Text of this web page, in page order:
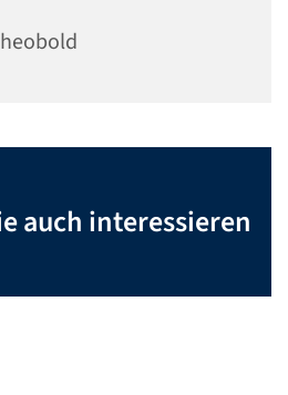
auch interessieren